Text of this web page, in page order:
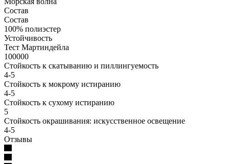
Состав
Состав
100% полиэстер
Устойчивость
Тест Мартиндейла
100000
Стойкость к скатыванию и пиллингуемость
4-5
Стойкость к мокрому истиранию
4-5
Стойкость к сухому истиранию
5
Стойкость окрашивания: искусственное освещение
4-5
Отзывы